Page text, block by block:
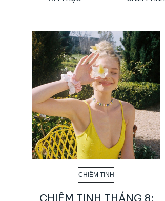
CHIÊM TINH
CHIÊM TINH THÁNG 8: